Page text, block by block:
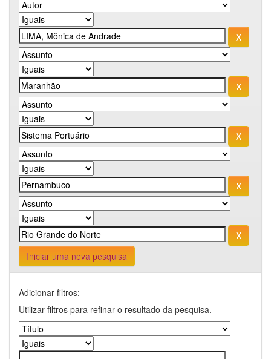
Iniciar uma nova pesquisa
Adicionar filtros:
Utilizar filtros para refinar o resultado da pesquisa.